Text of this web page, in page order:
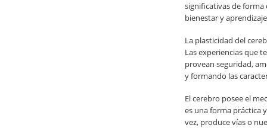
significativas de forma
bienestar y
La plasticidad del
Las experiencias que
provean seguridad,
y formando las
El cerebro posee el
es una forma práctica
vez, produce vías o